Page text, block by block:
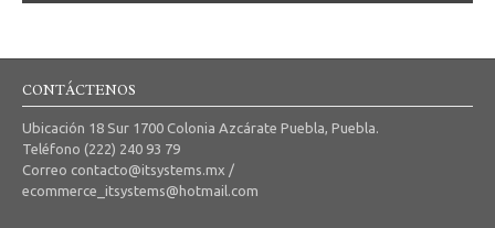
CONTÁCTENOS
Ubicación 18 Sur 1700 Colonia Azcárate Puebla, Puebla.
Teléfono (222) 240 93 79
Correo contacto@itsystems.mx /
ecommerce_itsystems@hotmail.com